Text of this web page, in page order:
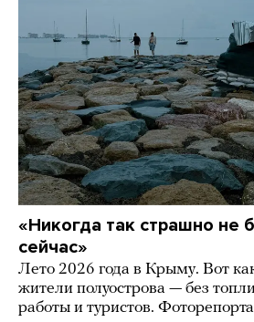
«Никогда так страшно не
сейчас»
Лето 2026 года в Крыму. Вот
жители полуострова — без
работы и туристов.